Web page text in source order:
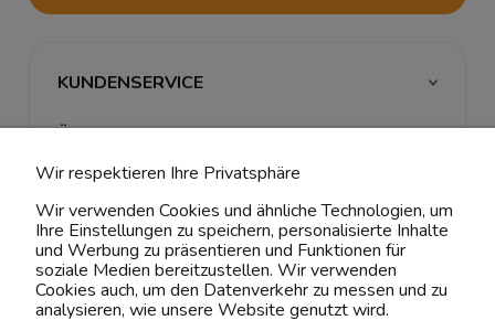
KUNDENSERVICE
ÜBER UNS & RECHTLICHES
MEIN ACCOUNT
BELIEBTE KATEGORIEN
Wir respektieren Ihre Privatsphäre
Wir verwenden Cookies und ähnliche Technologien, um
Ihre Einstellungen zu speichern, personalisierte Inhalte
und Werbung zu präsentieren und Funktionen für
soziale Medien bereitzustellen. Wir verwenden
Cookies auch, um den Datenverkehr zu messen und zu
analysieren, wie unsere Website genutzt wird.